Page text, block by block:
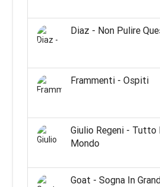
Diaz - Non Pulire
Frammenti - Ospiti
Giulio Regeni - Tutto
Mondo
Goat - Sogna In